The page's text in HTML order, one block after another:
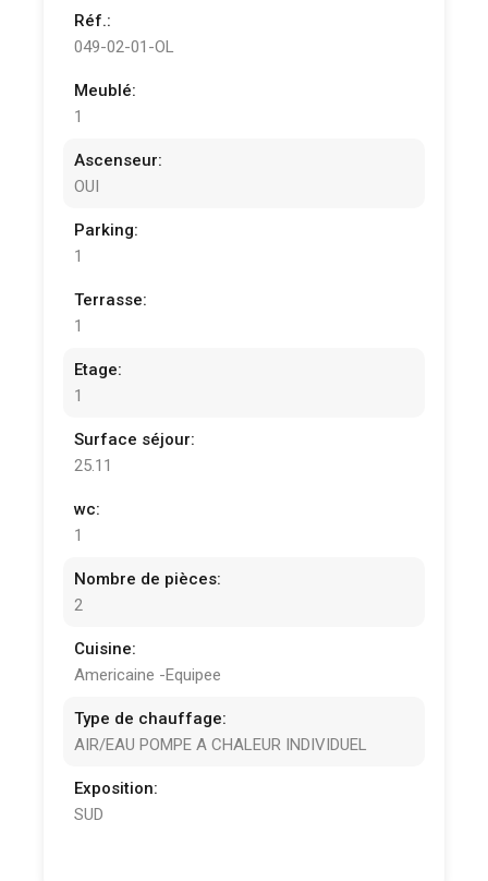
Réf.:
049-02-01-OL
Meublé:
1
Ascenseur:
OUI
Parking:
1
Terrasse:
1
Etage:
1
Surface séjour:
25.11
wc:
1
Nombre de pièces:
2
Cuisine:
Americaine -Equipee
Type de chauffage:
AIR/EAU POMPE A CHALEUR INDIVIDUEL
Exposition:
SUD